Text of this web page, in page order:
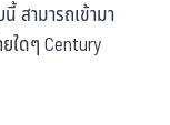
สามารถเข้ามา
ใดๆ Century